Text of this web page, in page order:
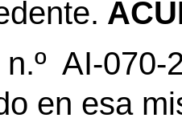
n.º AI-
en esa